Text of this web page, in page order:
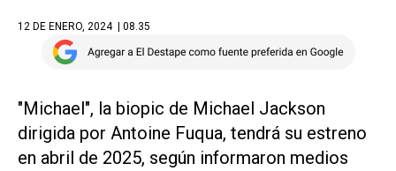
12 DE ENERO, 2024 | 08.35
"Michael", la biopic de Michael Jackson
dirigida por Antoine Fuqua, tendrá su estreno
en abril de 2025, según informaron medios